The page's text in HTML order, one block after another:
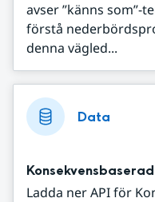
avser ”känns som”-
förstå
denna vägled...
Data
Ladda ner API för